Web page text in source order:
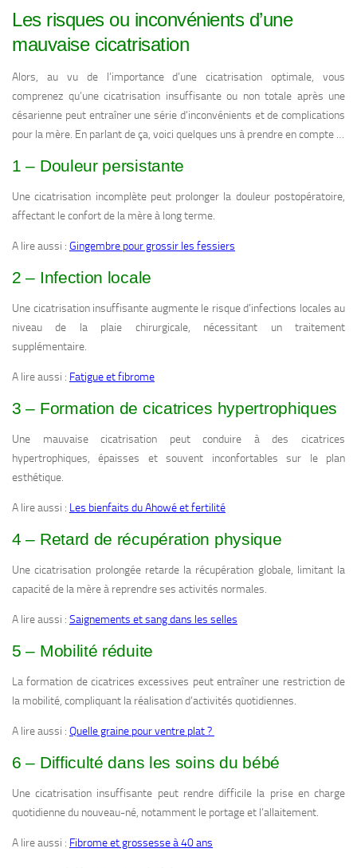
Les risques ou inconvénients d’une
mauvaise cicatrisation
Alors, au vu de l’importance d’une cicatrisation optimale, vous
comprenez qu’une cicatrisation insuffisante ou non totale après une
césarienne peut entraîner une série d’inconvénients et de complications
pour la mère. En parlant de ça, voici quelques uns à prendre en compte …
1 – Douleur persistante
Une cicatrisation incomplète peut prolonger la douleur postopératoire,
affectant le confort de la mère à long terme.
A lire aussi : Gingembre pour grossir les fessiers
2 – Infection locale
Une cicatrisation insuffisante augmente le risque d’infections locales au
niveau de la plaie chirurgicale, nécessitant un traitement
supplémentaire.
A lire aussi : Fatigue et fibrome
3 – Formation de cicatrices hypertrophiques
Une mauvaise cicatrisation peut conduire à des cicatrices
hypertrophiques, épaisses et souvent inconfortables sur le plan
esthétique.
A lire aussi : Les bienfaits du Ahowé et fertilité
4 – Retard de récupération physique
Une cicatrisation prolongée retarde la récupération globale, limitant la
capacité de la mère à reprendre ses activités normales.
A lire aussi : Saignements et sang dans les selles
5 – Mobilité réduite
La formation de cicatrices excessives peut entraîner une restriction de
la mobilité, compliquant la réalisation d’activités quotidiennes.
A lire aussi : Quelle graine pour ventre plat ?
6 – Difficulté dans les soins du bébé
Une cicatrisation insuffisante peut rendre difficile la prise en charge
quotidienne du nouveau-né, notamment le portage et l’allaitement.
A lire aussi : Fibrome et grossesse à 40 ans